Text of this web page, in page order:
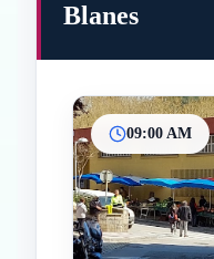
Blanes
09:00 AM